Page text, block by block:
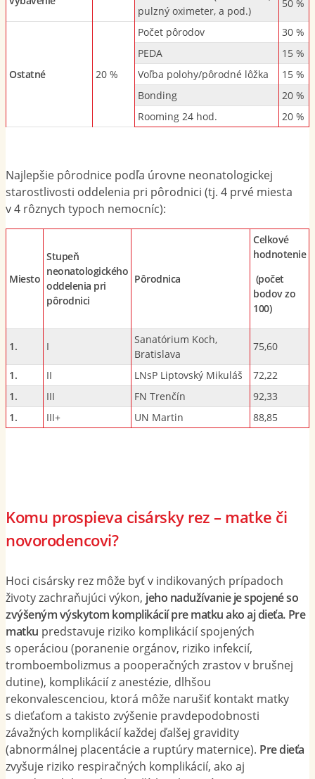
pulzný oximeter, a pod.)
50 %
Ostatné 20 %
Počet pôrodov
30 %
PEDA
15 %
Voľba polohy/pôrodné lôžka
15 %
Bonding
20 %
Rooming 24 hod.
20 %
Najlepšie pôrodnice podľa úrovne neonatologickej
starostlivosti oddelenia pri pôrodnici (tj. 4 prvé miesta
v 4 rôznych typoch nemocníc):
Miesto
Stupeň
neonatologického
oddelenia pri
pôrodnici
Pôrodnica
Celkové
hodnotenie
(počet
bodov zo
100)
1. I
Sanatórium Koch,
Bratislava
75,60
1. II LNsP Liptovský Mikuláš
72,22
1.
III FN Trenčín
92,33
1.
III+ UN Martin 88,85
Komu prospieva cisársky rez – matke či
novorodencovi?
Hoci cisársky rez môže byť v indikovaných prípadoch
životy zachraňujúci výkon, jeho nadužívanie je spojené so
zvýšeným výskytom komplikácií pre matku ako aj dieťa. Pre
matku predstavuje riziko komplikácií spojených
s operáciou (poranenie orgánov, riziko infekcií,
tromboembolizmus a pooperačných zrastov v brušnej
dutine), komplikácií z anestézie, dlhšou
rekonvalescenciou, ktorá môže narušiť kontakt matky
s dieťaťom a takisto zvýšenie pravdepodobnosti
závažných komplikácií každej ďalšej gravidity
(abnormálnej placentácie a ruptúry maternice). Pre dieťa
zvyšuje riziko respiračných komplikácií, ako aj